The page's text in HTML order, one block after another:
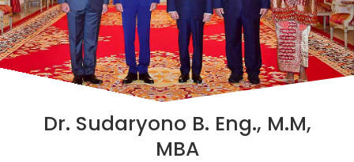
Dr. Sudaryono B. Eng., M.M,
MBA